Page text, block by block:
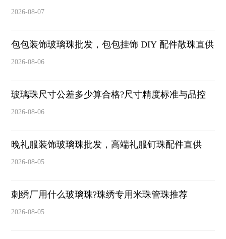
配
2026-08-07
包包装饰玻璃珠批发，包包挂饰 DIY 配件散珠直供
2026-08-06
玻璃珠尺寸公差多少算合格?尺寸精度标准与品控
2026-08-06
晚礼服装饰玻璃珠批发，高端礼服钉珠配件直供
2026-08-05
刺绣厂用什么玻璃珠?珠绣专用米珠管珠推荐
2026-08-05